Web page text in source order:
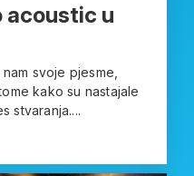
acoustic u
svoje pjesme,
kako su nastajale
stvaranja....